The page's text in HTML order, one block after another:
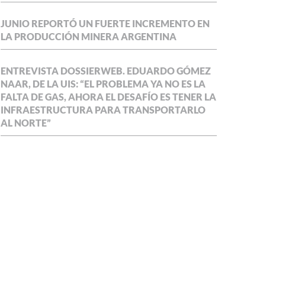
JUNIO REPORTÓ UN FUERTE INCREMENTO EN
LA PRODUCCIÓN MINERA ARGENTINA
ENTREVISTA DOSSIERWEB. EDUARDO GÓMEZ
NAAR, DE LA UIS: “EL PROBLEMA YA NO ES LA
FALTA DE GAS, AHORA EL DESAFÍO ES TENER LA
INFRAESTRUCTURA PARA TRANSPORTARLO
AL NORTE”